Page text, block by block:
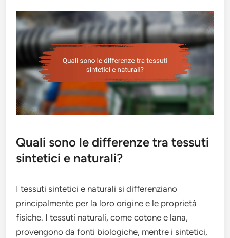
Quali sono le differenze tra tessuti
sintetici e naturali?
I tessuti sintetici e naturali si differenziano
principalmente per la loro origine e le proprietà
fisiche. I tessuti naturali, come cotone e lana,
provengono da fonti biologiche, mentre i sintetici,